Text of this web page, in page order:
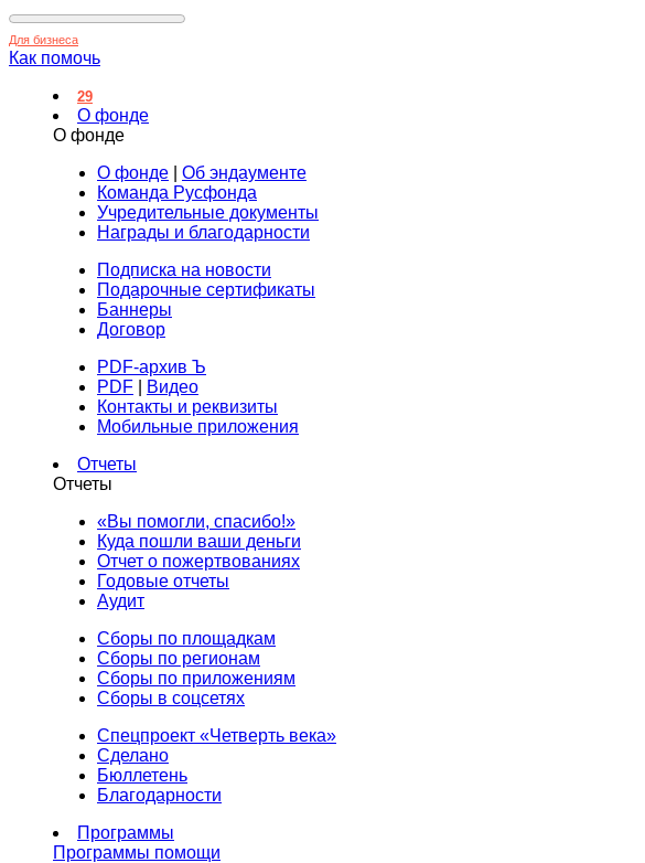
Для бизнеса
Как помочь
29
О фонде
О фонде
О фонде
Об эндаументе
Команда Русфонда
Учредительные документы
Награды и благодарности
Подписка на новости
Подарочные сертификаты
Баннеры
Договор
PDF-архив Ъ
PDF
Видео
Контакты и реквизиты
Мобильные приложения
Отчеты
Отчеты
«Вы помогли, спасибо!»
Куда пошли ваши деньги
Отчет о пожертвованиях
Годовые отчеты
Аудит
Сборы по площадкам
Сборы по регионам
Сборы по приложениям
Сборы в соцсетях
Спецпроект «Четверть века»
Сделано
Бюллетень
Благодарности
Программы
Программы помощи